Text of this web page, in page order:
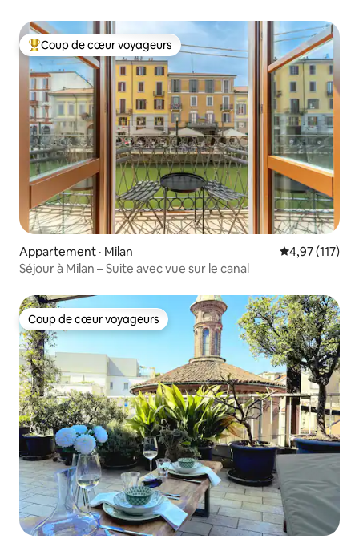
Coup de cœur voyageurs parmi les plus aimés
Coup de cœur voyageurs
Appartement · Milan Note
4,97 (117)
Séjour à Milan – Suite avec vue sur le canal
Coup de cœur voyageurs
Coup de cœur voyageurs